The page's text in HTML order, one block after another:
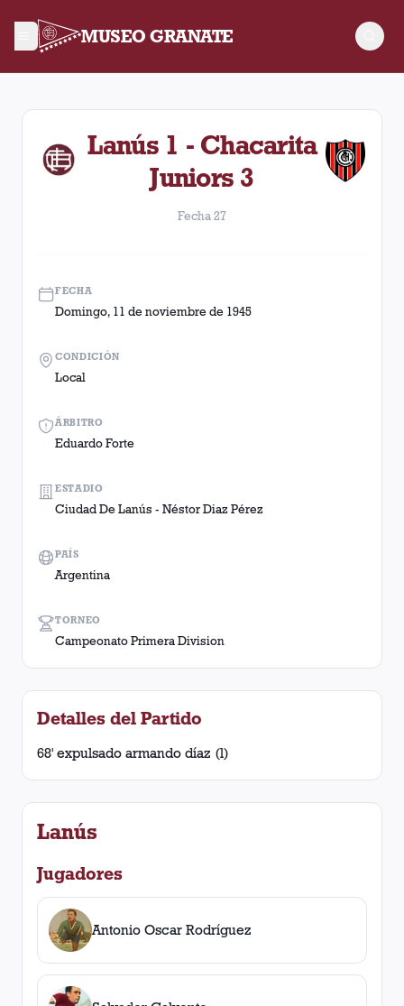
MUSEO GRANATE
Fecha 27. Partido entre Lanús y Chacarita Juniors
Lanús 1 - Chacarita
Juniors 3
Fecha 27
FECHA
Domingo, 11 de noviembre de 1945
ÁRBITRO
Eduardo Forte
TORNEO
Campeonato Primera Division
CONDICIÓN
Local
ESTADIO
Ciudad De Lanús - Néstor Diaz Pérez
PAÍS
Argentina
Detalles del Partido
68' expulsado armando díaz (l)
Lanús
Jugadores
Antonio Oscar Rodríguez